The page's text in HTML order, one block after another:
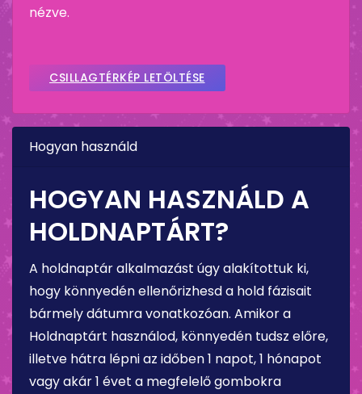
nézve.
CSILLAGTÉRKÉP LETÖLTÉSE
Hogyan használd
HOGYAN HASZNÁLD A
HOLDNAPTÁRT?
A holdnaptár alkalmazást úgy alakítottuk ki,
hogy könnyedén ellenőrizhesd a hold fázisait
bármely dátumra vonatkozóan. Amikor a
Holdnaptárt használod, könnyedén tudsz előre,
illetve hátra lépni az időben 1 napot, 1 hónapot
vagy akár 1 évet a megfelelő gombokra